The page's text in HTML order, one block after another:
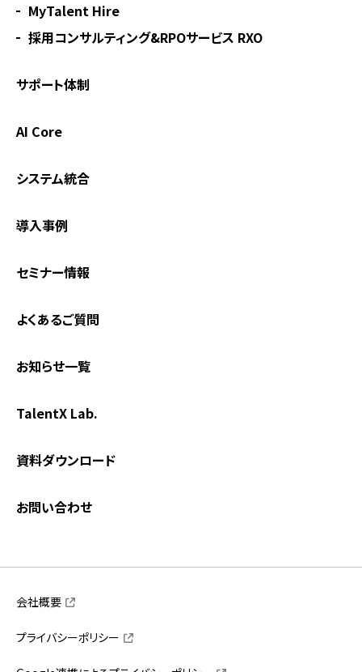
MyTalent Hire
採用コンサルティング&RPOサービス RXO
サポート体制
AI Core
システム統合
導入事例
セミナー情報
よくあるご質問
お知らせ一覧
TalentX Lab.
資料ダウンロード
お問い合わせ
会社概要
プライバシーポリシー